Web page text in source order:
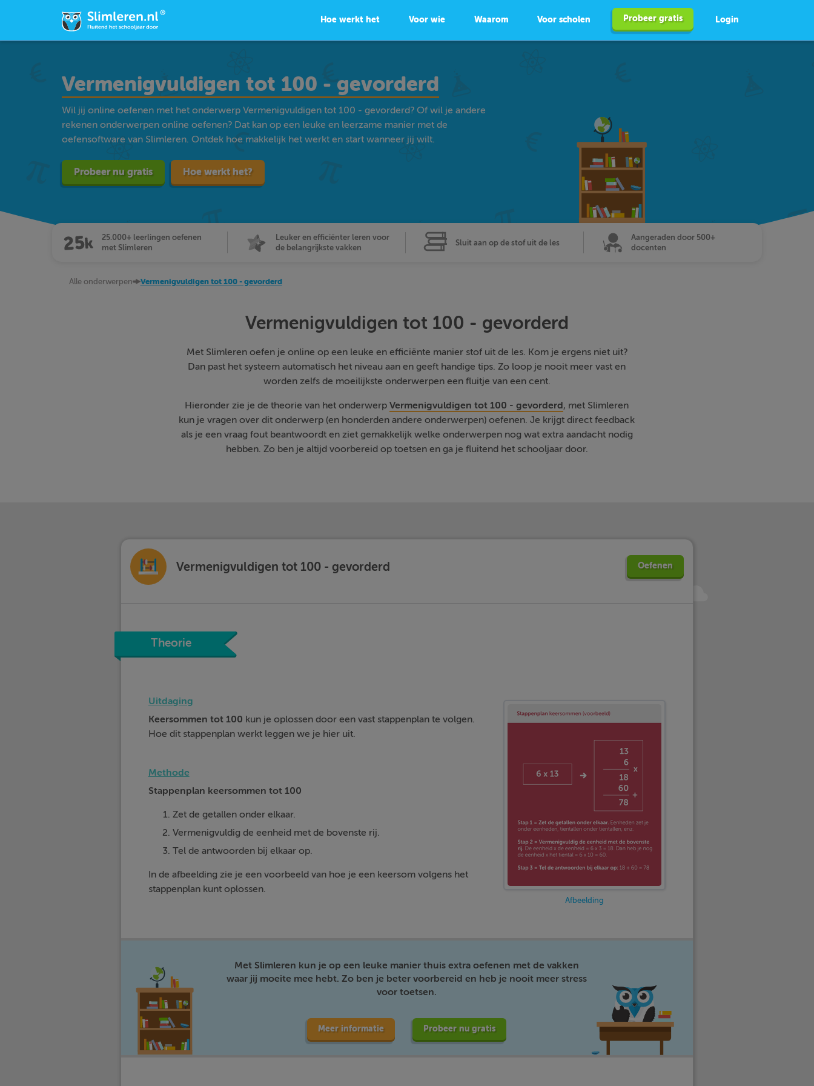
Hoe werkt het Voor wie Waarom Voor scholen Probeer gratis Login
Vermenigvuldigen tot 100 - gevorderd
Wil jij online oefenen met het onderwerp Vermenigvuldigen tot 100 - gevorderd? Of wil je andere
rekenen onderwerpen online oefenen? Dat kan op een leuke en leerzame manier met de
oefensoftware van Slimleren. Ontdek hoe makkelijk het werkt en start wanneer jij wilt.
Probeer nu gratis Hoe werkt het?
25.000+ leerlingen oefenen
met Slimleren
Leuker en efficiënter leren voor
de belangrijkste vakken
Sluit aan op de stof uit de les
Aangeraden door 500+
docenten
Alle onderwerpen Vermenigvuldigen tot 100 - gevorderd
Vermenigvuldigen tot 100 - gevorderd
Met Slimleren oefen je online op een leuke en efficiënte manier stof uit de les. Kom je ergens niet uit?
Dan past het systeem automatisch het niveau aan en geeft handige tips. Zo loop je nooit meer vast en
worden zelfs de moeilijkste onderwerpen een fluitje van een cent.
Hieronder zie je de theorie van het onderwerpVermenigvuldigen tot 100 - gevorderd, met Slimleren
kun je vragen over dit onderwerp (en honderden andere onderwerpen) oefenen. Je krijgt direct feedback
als je een vraag fout beantwoordt en ziet gemakkelijk welke onderwerpen nog wat extra aandacht nodig
hebben. Zo ben je altijd voorbereid op toetsen en ga je fluitend het schooljaar door.
Vermenigvuldigen tot 100 - gevorderd Oefenen
Theorie
Afbeelding
Uitdaging
Keersommen tot 100 kun je oplossen door een vast stappenplan te volgen.
Hoe dit stappenplan werkt leggen we je hier uit.
Methode
Stappenplan keersommen tot 100
Zet de getallen onder elkaar.
Vermenigvuldig de eenheid met de bovenste rij.
Tel de antwoorden bij elkaar op.
In de afbeelding zie je een voorbeeld van hoe je een keersom volgens het
stappenplan kunt oplossen.
Met Slimleren kun je op een leuke manier thuis extra oefenen met de vakken
waar jij moeite mee hebt. Zo ben je beter voorbereid en heb je nooit meer stress
voor toetsen.
Meer informatie Probeer nu gratis